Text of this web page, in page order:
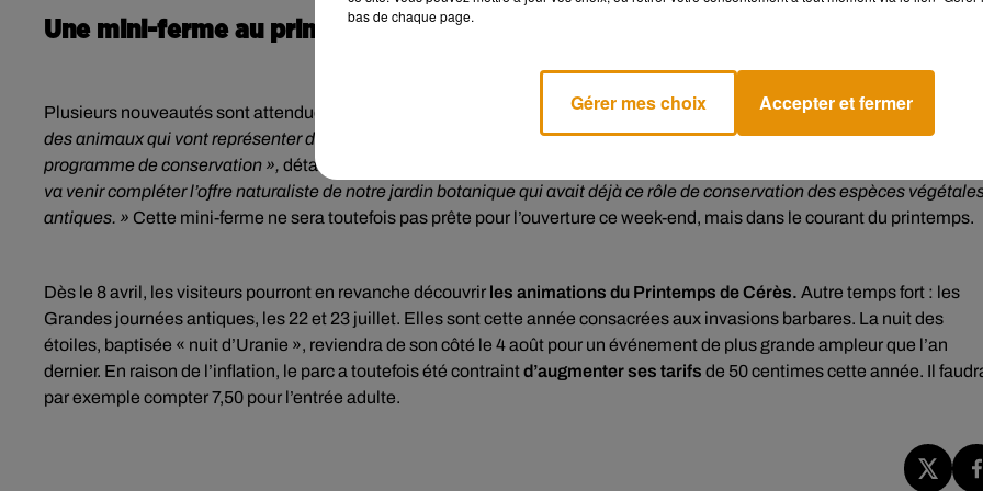
Une mini-ferme au printemps 2023
Plusieurs nouveautés sont attendues pour cette saison 2023. La principale estune mini-ferme gallo-romaine.« On va
des animaux qui vont représenter des races qui ressemblent à des races antiques, ou des races locales qui font l’objet d’un
programme de conservation », détaille Charlotte Chalard.
va venir compléter l’offre naturaliste de notre jardin botanique qui avait déjà ce rôle de conservation des espèces
antiques. » Cette mini-ferme ne sera toutefois pas prête pour l’ouverture ce week-end, mais dans le courant du printemps.
Dès le 8 avril, les visiteurs pourront en revanche découvrir les animations du Printemps de Cérès. Autre temps fort : les
Grandes journées antiques, les 22 et 23 juillet. Elles sont cette année consacrées aux invasions barbares. La nuit des
étoiles, baptisée « nuit d’Uranie », reviendra de son côté le 4 août pour un événement de plus grande ampleur que l’an
dernier. En raison de l’inflation, le parc a toutefois été contraintd’augmenter ses tarifs de 50 centimes cette année. Il
par exemple compter 7,50 pour l’entrée adulte.
bas de chaque page.
Gérer mes choix Accepter et fermer